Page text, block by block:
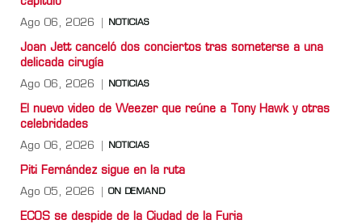
Ago 06, 2026 NOTICIAS
Joan Jett canceló dos conciertos tras someterse a una
delicada cirugía
Ago 06, 2026 NOTICIAS
El nuevo video de Weezer que reúne a Tony Hawk y otras
celebridades
Ago 06, 2026 NOTICIAS
Piti Fernández sigue en la ruta
Ago 05, 2026 ON DEMAND
ECOS se despide de la Ciudad de la Furia